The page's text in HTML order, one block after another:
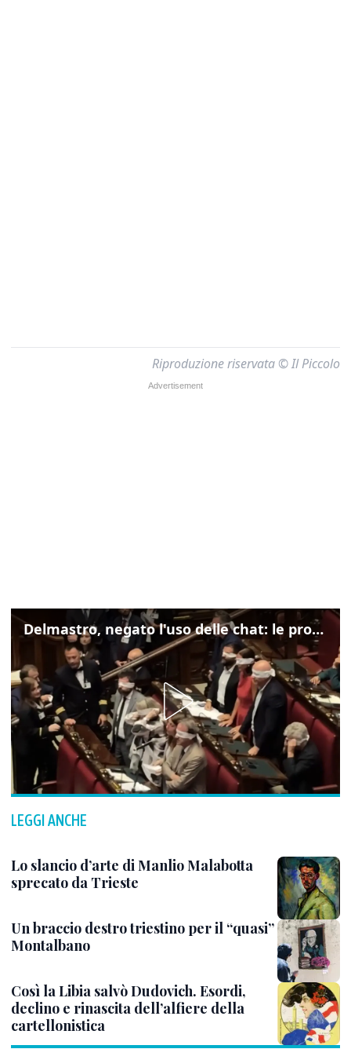
Riproduzione riservata © Il Piccolo
Delmastro, negato l'uso delle chat: le proteste di Avs e M5s
LEGGI ANCHE
Lo slancio d’arte di Manlio Malabotta
sprecato da Trieste
Un braccio destro triestino per il “quasi”
Montalbano
Così la Libia salvò Dudovich. Esordi,
declino e rinascita dell’alfiere della
cartellonistica